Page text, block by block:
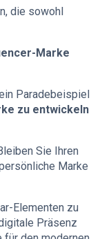
die sowohl
Marke
Paradebeispiel
zu entwickeln
Sie Ihren
Marke
Elementen zu
Präsenz